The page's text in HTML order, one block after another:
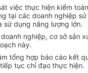
việc thực hiện kiểm
tại các doanh nghiệp
sử dụng năng lượng lớn.
nghiệp, cơ sở sản
này.
tổng hợp báo cáo kết
tục chỉ đạo thực hiện.